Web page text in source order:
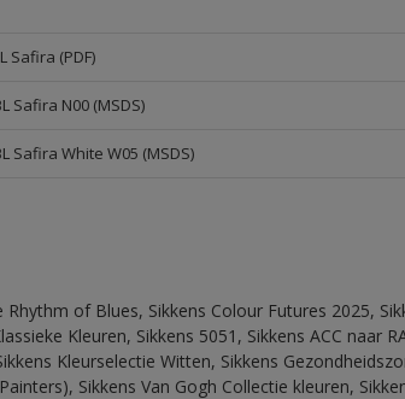
Safira (PDF)
Safira N00 (MSDS)
White W05 (MSDS)
of Blues, Sikkens Colour Futures 2025,
Kleuren, Sikkens 5051, Sikkens ACC naar
Kleurselectie Witten, Sikkens
Sikkens Van Gogh Collectie kleuren,